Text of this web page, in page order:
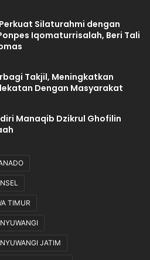
Silaturahmi dengan
Iqomaturrisalah, Beri Tali
Takjil, Meningkatkan
Dengan Masyarakat
Manaqib Dzikrul Ghofilin
TIMUR
JATIM